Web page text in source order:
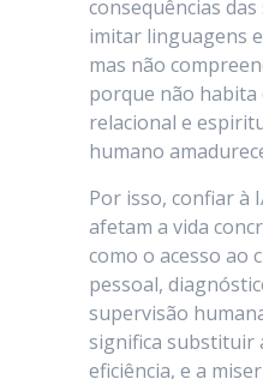
consequências das
imitar linguagens
mas não
porque não
relacional e
humano
Por isso, confiar à
afetam a vida
como o acesso ao
pessoal,
supervisão
significa substituir
eficiência, e a